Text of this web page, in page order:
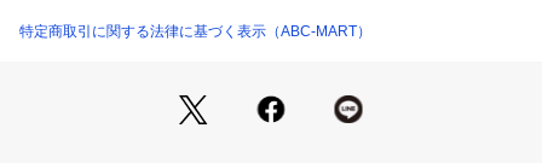
速乾性でお手入れ簡単
アイコニックコンフォート：軽い。柔らかい。包み込むような
特定商取引に関する法律に基づく表示（ABC-MART）